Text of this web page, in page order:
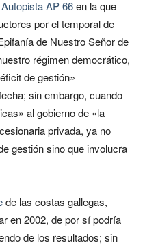
Autopista AP 66en la que
por el temporal de
de Nuestro Señor de
régimen democrático,
de gestión»
sin embargo, cuando
al gobierno de «la
privada, ya no
gestión sino que involucra
de las costas gallegas,
en 2002, de por sí podría
de los resultados; sin